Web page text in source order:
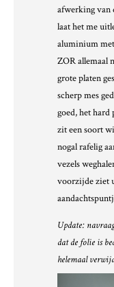
afwerking van
laat het me
aluminium
ZOR allemaal
grote platen
scherp mes
goed, het
zit een soort
nogal rafelig
vezels
voorzijde ziet
Update:
dat de folie is
helemaal